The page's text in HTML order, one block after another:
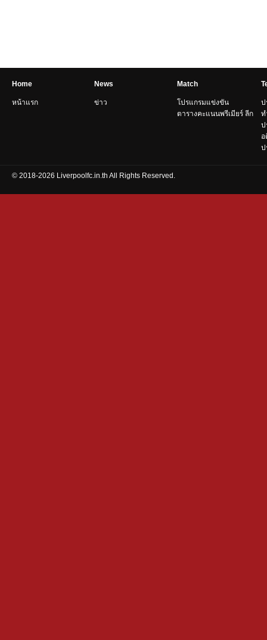
Home
หน้าแรก
News
ข่าว
Match
โปรแกรมแข่งขัน
ตารางคะแนนพรีเมียร์ ลีก
ป
ท
ป
อ
ป
© 2018-2026 Liverpoolfc.in.th All Rights Reserved.